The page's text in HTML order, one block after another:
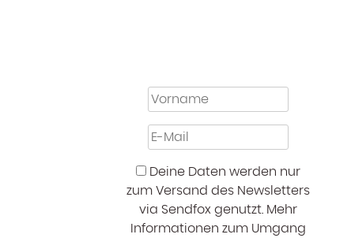
Deine Daten werden nur
zum Versand des Newsletters
via Sendfox genutzt. Mehr
Informationen zum Umgang